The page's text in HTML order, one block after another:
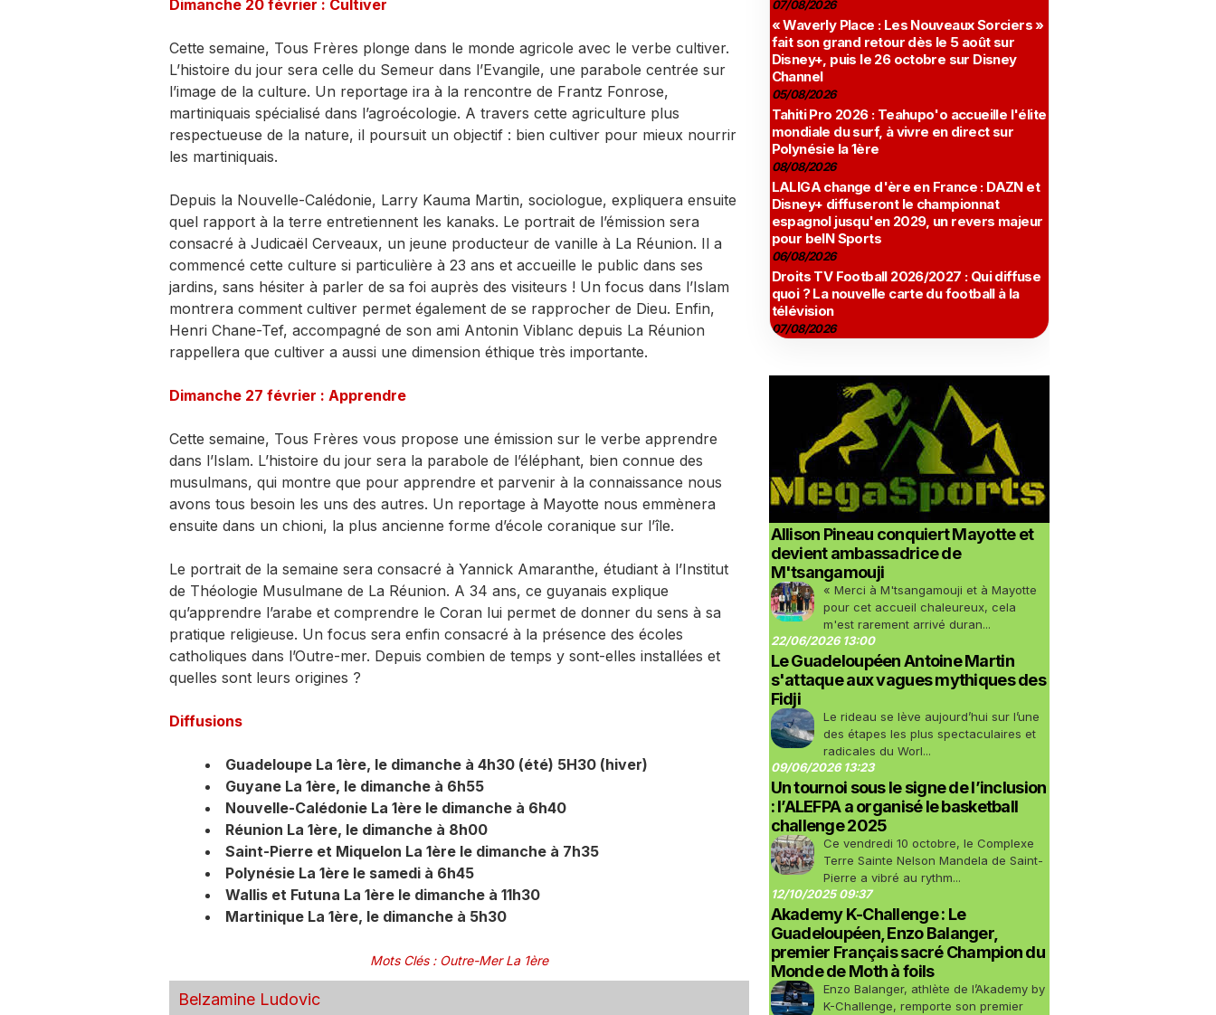
Dimanche 20 février : Cultiver
Cette semaine, Tous Frères plonge dans le monde agricole avec le verbe cultiver.
L’histoire du jour sera celle du Semeur dans l’Evangile, une parabole centrée sur
l’image de la culture. Un reportage ira à la rencontre de Frantz Fonrose,
martiniquais spécialisé dans l’agroécologie. A travers cette agriculture plus
respectueuse de la nature, il poursuit un objectif : bien cultiver pour mieux nourrir
les martiniquais.
Depuis la Nouvelle-Calédonie, Larry Kauma Martin, sociologue, expliquera ensuite
quel rapport à la terre entretiennent les kanaks. Le portrait de l’émission sera
consacré à Judicaël Cerveaux, un jeune producteur de vanille à La Réunion. Il a
commencé cette culture si particulière à 23 ans et accueille le public dans ses
jardins, sans hésiter à parler de sa foi auprès des visiteurs ! Un focus dans l’Islam
montrera comment cultiver permet également de se rapprocher de Dieu. Enfin,
Henri Chane-Tef, accompagné de son ami Antonin Viblanc depuis La Réunion
rappellera que cultiver a aussi une dimension éthique très importante.
Dimanche 27 février : Apprendre
Cette semaine, Tous Frères vous propose une émission sur le verbe apprendre
dans l’Islam. L’histoire du jour sera la parabole de l’éléphant, bien connue des
musulmans, qui montre que pour apprendre et parvenir à la connaissance nous
avons tous besoin les uns des autres. Un reportage à Mayotte nous emmènera
ensuite dans un chioni, la plus ancienne forme d’école coranique sur l’île.
Le portrait de la semaine sera consacré à Yannick Amaranthe, étudiant à l’Institut
de Théologie Musulmane de La Réunion. A 34 ans, ce guyanais explique
qu’apprendre l’arabe et comprendre le Coran lui permet de donner du sens à sa
pratique religieuse. Un focus sera enfin consacré à la présence des écoles
catholiques dans l’Outre-mer. Depuis combien de temps y sont-elles installées et
quelles sont leurs origines ?
Diffusions
Guadeloupe La 1ère, le dimanche à 4h30 (été) 5H30 (hiver)
Guyane La 1ère, le dimanche à 6h55
Nouvelle-Calédonie La 1ère le dimanche à 6h40
Réunion La 1ère, le dimanche à 8h00
Saint-Pierre et Miquelon La 1ère le dimanche à 7h35
Polynésie La 1ère le samedi à 6h45
Wallis et Futuna La 1ère le dimanche à 11h30
Martinique La 1ère, le dimanche à 5h30
Mots Clés: Outre-Mer La 1ère
Belzamine Ludovic
07/08/2026
« Waverly Place : Les Nouveaux Sorciers »
fait son grand retour dès le 5 août sur
Disney+, puis le 26 octobre sur Disney
Channel
05/08/2026
Tahiti Pro 2026 : Teahupo'o accueille l'élite
mondiale du surf, à vivre en direct sur
Polynésie la 1ère
08/08/2026
LALIGA change d'ère en France : DAZN et
Disney+ diffuseront le championnat
espagnol jusqu'en 2029, un revers majeur
pour beIN Sports
06/08/2026
Droits TV Football 2026/2027 : Qui diffuse
quoi ? La nouvelle carte du football à la
télévision
07/08/2026
Allison Pineau conquiert Mayotte et
devient ambassadrice de
M'tsangamouji
« Merci à M'tsangamouji et à Mayotte
pour cet accueil chaleureux, cela
m'est rarement arrivé duran...
22/06/2026 13:00
Le Guadeloupéen Antoine Martin
s'attaque aux vagues mythiques des
Fidji
Le rideau se lève aujourd’hui sur l’une
des étapes les plus spectaculaires et
radicales du Worl...
09/06/2026 13:23
Un tournoi sous le signe de l’inclusion
: l’ALEFPA a organisé le basketball
challenge 2025
Ce vendredi 10 octobre, le Complexe
Terre Sainte Nelson Mandela de Saint-
Pierre a vibré au rythm...
12/10/2025 09:37
Akademy K-Challenge : Le
Guadeloupéen, Enzo Balanger,
premier Français sacré Champion du
Monde de Moth à foils
Enzo Balanger, athlète de l’Akademy by
K-Challenge, remporte son premier